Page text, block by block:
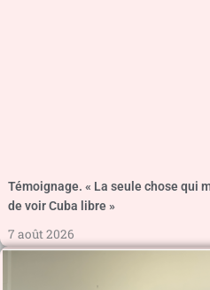
Témoignage. « La seule chose qui
de voir Cuba libre »
7 août 2026